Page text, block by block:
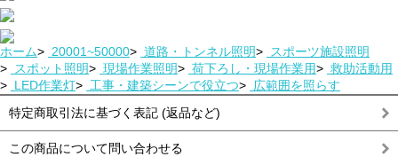
ホーム> 20001~50000> 道路・トンネル照明>
スポーツ施設照明
>
スポット照明> 現場作業照明> 荷下ろし・現場作業用> 救助活動用
> LED作業灯> 工事・建築シーンで役立つ> 広範囲を照らす
特定商取引法に基づく表記 (返品など)
この商品について問い合わせる